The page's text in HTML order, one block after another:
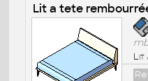
Lit a tete
Lit